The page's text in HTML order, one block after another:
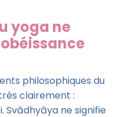
yoga ne
philosophiques du
clairement :
Svādhyāya ne signifie